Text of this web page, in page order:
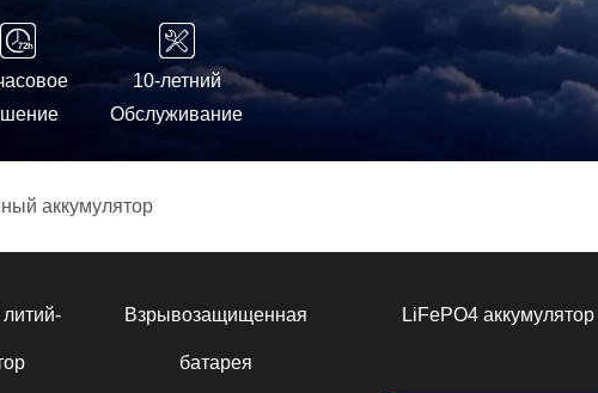
10-летний
Обслуживание
аккумулятор
Взрывозащищенная
батарея
LiFePO4 аккумулятор